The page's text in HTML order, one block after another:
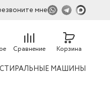
мне
Сравнение Корзина
СТИРАЛЬНЫЕ МАШИНЫ